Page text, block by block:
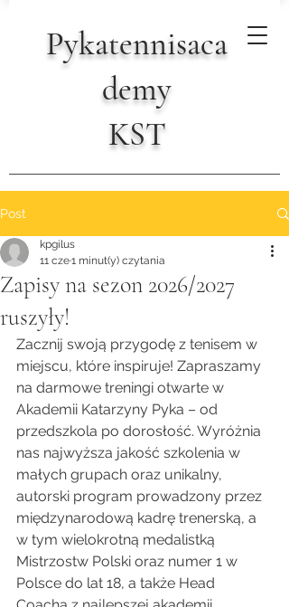
Pykatennisaca
demy
KST
Post
Zapisy na sezon 2026/2027
ruszyły!
kpgilus
11 cze1 minut(y) czytania
Zacznij swoją przygodę z tenisem w
miejscu, które inspiruje! Zapraszamy
na darmowe treningi otwarte w
Akademii Katarzyny Pyka – od
przedszkola po dorosłość. Wyróżnia
nas najwyższa jakość szkolenia w
małych grupach oraz unikalny,
autorski program prowadzony przez
międzynarodową kadrę trenerską, a
w tym wielokrotną medalistką
Mistrzostw Polski oraz numer 1 w
Polsce do lat 18, a także Head